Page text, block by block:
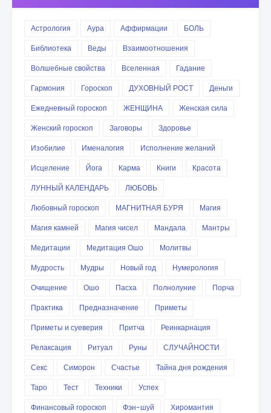
Астрология Аура Аффирмации
БОЛЬ
Библиотека
Веды
Взаимоотношения
Волшебные свойства
Вселенная
Гадание
Гармония
Гороскоп ДУХОВНЫЙ РОСТ
Деньги
Ежедневный гороскоп
ЖЕНЩИНА
Женская сила
Женский гороскоп
Заговоры
Здоровье
Изобилие
Именалогия
Исполнение желаний
Исцеление
Йога Карма Книги
Красота
ЛУННЫЙ КАЛЕНДАРЬ
ЛЮБОВЬ
Любовный гороскоп
МАГНИТНАЯ БУРЯ
Магия
Магия камней
Магия чисел Мандала
Мантры
Медитации
Медитация Ошо
Молитвы
Мудрость
Мудры Новый год
Нумерология
Очищение
Ошо Пасха Полнолуние
Порча
Практика
Предназначение
Приметы
Приметы и суеверия
Притча
Реинкарнация
Релаксация
Ритуал Руны
СЛУЧАЙНОСТИ
Секс
Симорон Счастье
Тайна дня рождения
Таро
Тест Техники
Успех
Финансовый гороскоп
Фэн-шуй
Хиромантия